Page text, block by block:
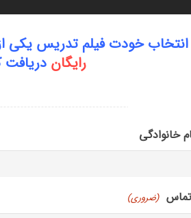
اول ابتدایی اپلیکیشندانلود کتاب همکاری
تا بیشترین بازدهی را
مشاوره کنکور چگونه درس بخوانیم تا بیشترین
انتخاب خودت فیلم تدریس یکی
رایگان
خانوادگی
(ضروری)